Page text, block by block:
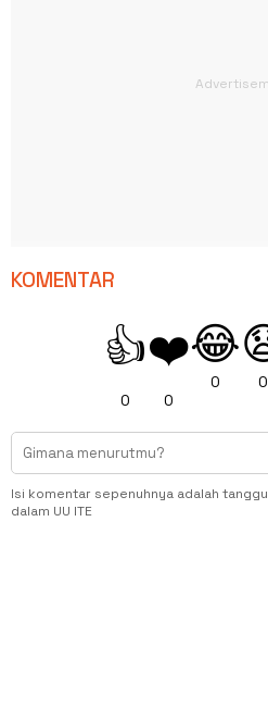
KOMENTAR
👍
0
❤️
0
😂
0 0
Isi komentar sepenuhnya adalah
dalam UU ITE